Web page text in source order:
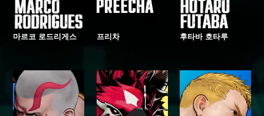
마르코 로드리게스 프리차 후타바 호타루